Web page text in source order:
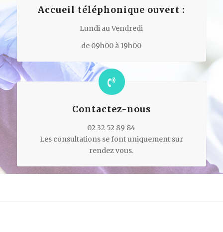
Accueil téléphonique ouvert :
Lundi au Vendredi
de 09h00 à 19h00
Contactez-nous
02 32 52 89 84
Les consultations se font uniquement sur
rendez vous.